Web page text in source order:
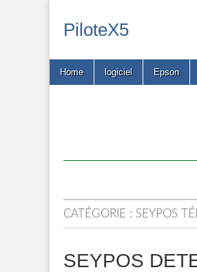
PiloteX5
Main
Skip
Home logiciel Epson
CATÉGORIE : SEYPOS
SEYPOS